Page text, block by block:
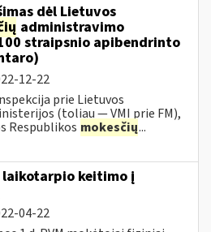
dėl Lietuvos
administravimo
straipsnio apibendrinto
12-22
prie Lietuvos
(toliau — VMI prie FM),
Respublikos mokesčių...
laikotarpio keitimo į
04-22